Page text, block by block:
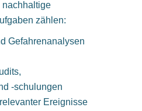
nachhaltige
zählen:
Gefahrenanalysen
-schulungen
Ereignisse